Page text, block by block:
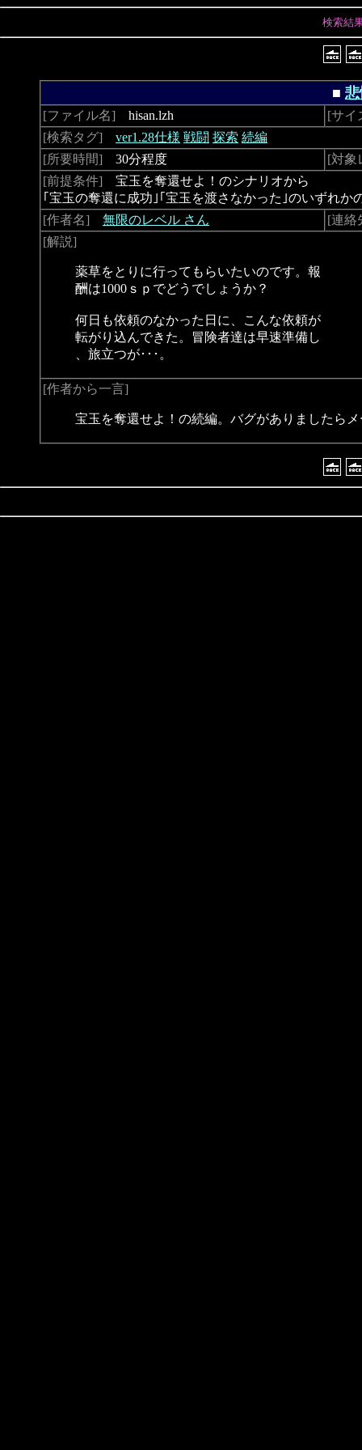
検索結
■
[ファイル名] hisan.lzh
[サイ
[検索タグ]
ver1.28仕様 戦闘 探索 続編
[所要時間] 30分程度
[対象
[前提条件] 宝玉を奪還せよ！のシナリオから
｢宝玉の奪還に成功｣｢宝玉を渡さなかった｣のいずれか
[作者名]
無限のレベル さん
[連絡
[解説]
薬草をとりに行ってもらいたいのです。報
酬は1000ｓｐでどうでしょうか？
何日も依頼のなかった日に、こんな依頼が
転がり込んできた。冒険者達は早速準備し
、旅立つが･･･。
[作者から一言]
宝玉を奪還せよ！の続編。バグがありましたら